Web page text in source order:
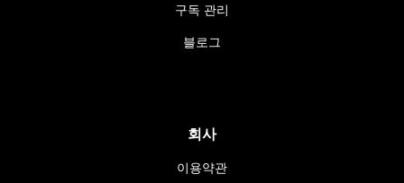
구독 관리
블로그
회사
이용약관